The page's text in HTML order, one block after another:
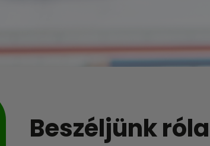
Beszéljünk